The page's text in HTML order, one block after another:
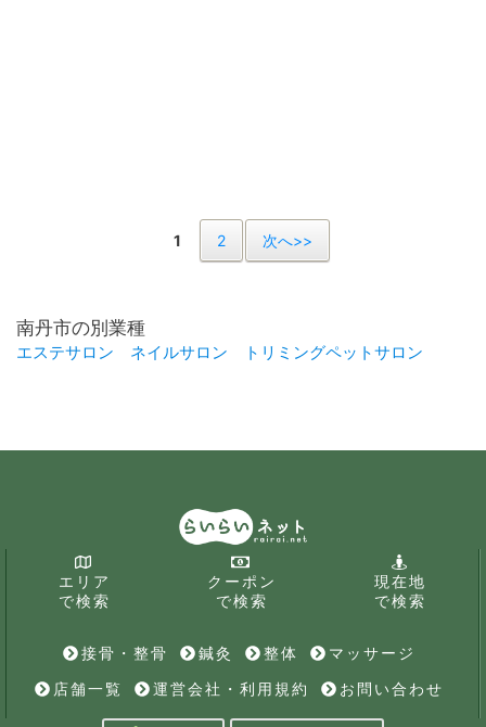
1 2 次へ>>
南丹市の別業種
エステサロン ネイルサロン トリミングペットサロン
エリア
で検索
クーポン
で検索
現在地
で検索
接骨・整骨 鍼灸 整体
マッサージ
店舗一覧
運営会社・利用規約 お問い合わせ